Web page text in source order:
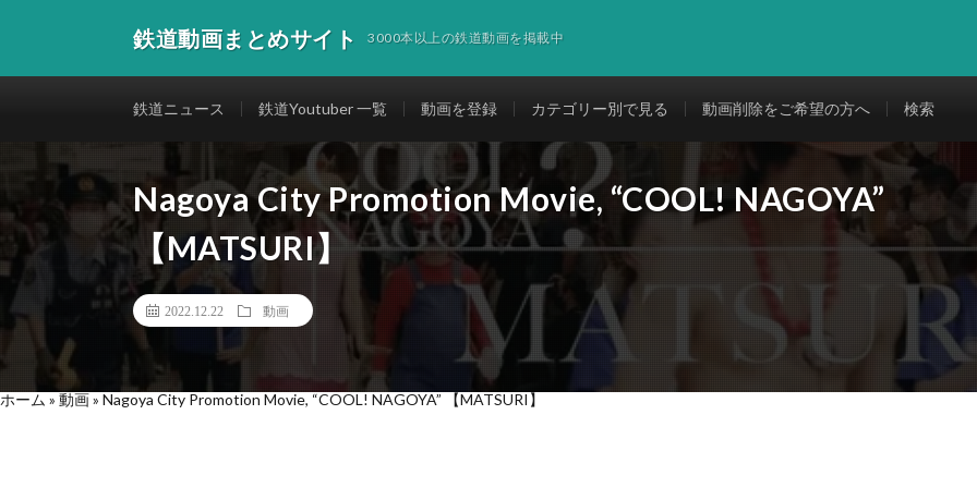
鉄道動画まとめサイト 3000本以上の鉄道動画を掲載中
鉄道ニュース 鉄道Youtuber 一覧 動画を登録 カテゴリー別で見る 動画削除をご希望の方へ 検索
Nagoya City Promotion Movie, “COOL! NAGOYA”
【MATSURI】
2022.12.22 動画
ホーム » 動画» Nagoya City Promotion Movie, “COOL! NAGOYA” 【MATSURI】